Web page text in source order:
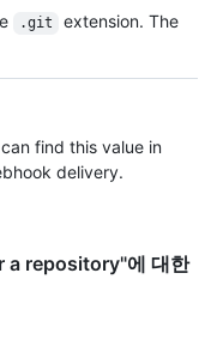
.git
extension. The
find this value in
delivery.
repository"에 대한